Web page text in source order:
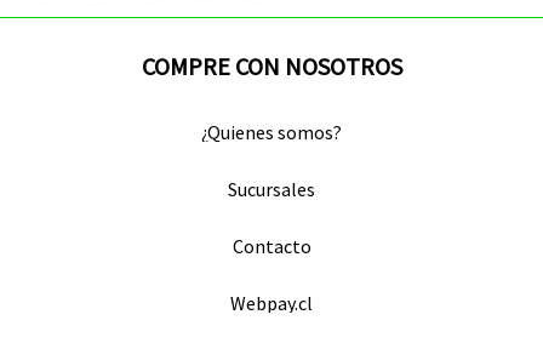
COMPRE CON NOSOTROS
¿Quienes somos?
Sucursales
Contacto
Webpay.cl